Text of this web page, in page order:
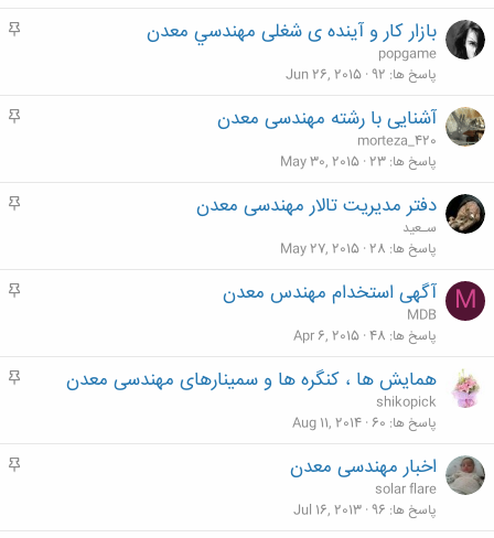
م
بازار کار و آينده ی شغلی مهندسي معدن
popgame
پاسخ ها 92
Jun 26, 2015
م
آشنایی با رشته مهندسی معدن
morteza_420
پاسخ ها 23
May 30, 2015
م
دفتر مدیریت تالار مهندسی معدن
سـعید
پاسخ ها 28
May 27, 2015
M
م
آگهی استخدام مهندس معدن
MDB
پاسخ ها 48
Apr 6, 2015
م
همایش ها ، کنگره ها و سمینارهای مهندسی معدن
shikopick
پاسخ ها 60
Aug 11, 2014
م
اخبار مهندسی معدن
solar flare
پاسخ ها 96
Jul 16, 2013